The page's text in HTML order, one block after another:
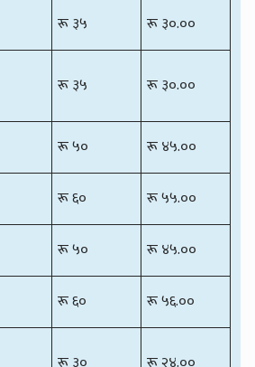
रू ३५
रू ३०.००
रू ३५ रू ३०.००
रू ५०
रू ४५.००
रू ६०
रू ५५.००
रू ५०
रू ४५.००
रू ६०
रू ५६.००